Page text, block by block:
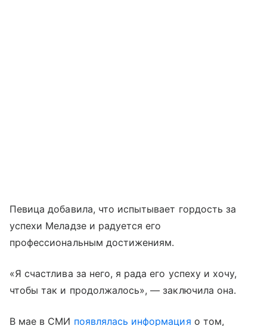
Певица добавила, что испытывает гордость за
успехи Меладзе и радуется его
профессиональным достижениям.
«Я счастлива за него, я рада его успеху и хочу,
чтобы так и продолжалось», — заключила она.
В мае в СМИ появлялась информация о том,